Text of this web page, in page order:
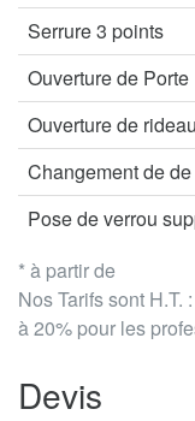
* à partir de
Nos Tarifs sont
à 20% pour les
Serrure 3 points
Ouverture de Porte
Ouverture de
Changement de
Pose de verrou
Devis